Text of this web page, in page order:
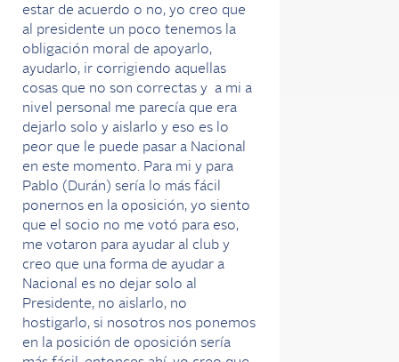
estar de acuerdo o no, yo creo que
al presidente un poco tenemos la
obligación moral de apoyarlo,
ayudarlo, ir corrigiendo aquellas
cosas que no son correctas y a mi a
nivel personal me parecía que era
dejarlo solo y aislarlo y eso es lo
peor que le puede pasar a Nacional
en este momento. Para mi y para
Pablo (Durán) sería lo más fácil
ponernos en la oposición, yo siento
que el socio no me votó para eso,
me votaron para ayudar al club y
creo que una forma de ayudar a
Nacional es no dejar solo al
Presidente, no aislarlo, no
hostigarlo, si nosotros nos ponemos
en la posición de oposición sería